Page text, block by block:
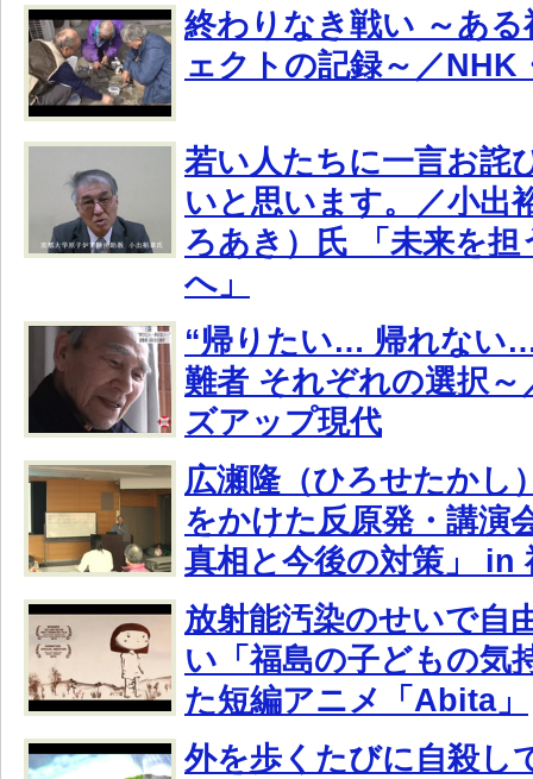
終わりなき戦い ～あ
ェクトの記録～／NHK
若い人たちに一言お詫
いと思います。／小出
ろあき）氏 「未来を
へ」
“帰りたい… 帰れない
難者 それぞれの選択
ズアップ現代
広瀬隆（ひろせたかし
をかけた反原発・講演
真相と今後の対策」 in
放射能汚染のせいで自
い「福島の子どもの気
た短編アニメ「Abita」
外を歩くたびに自殺し